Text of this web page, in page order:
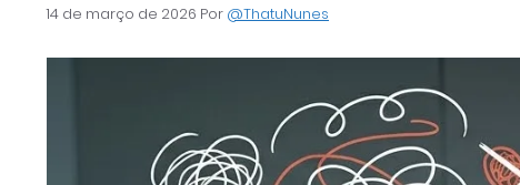
14 de março de 2026 Por @ThatuNunes